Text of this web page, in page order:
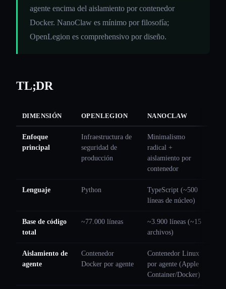
agente encima del aislamiento por contenedor
Docker. NanoClaw es mínimo por filosofía;
OpenLegion es comprehensivo por diseño.
TL;DR
DIMENSIÓN OPENLEGION NANOCLAW
Enfoque
principal
Infraestructura de
seguridad de
producción
Minimalismo
radical +
aislamiento por
contenedor
Lenguaje Python
TypeScript (~500
líneas de núcleo)
Base de código
total
~77.000 líneas
~3.900 líneas (~15
archivos)
Aislamiento de
agente
Contenedor
Docker por agente
Contenedor Linux
por agente (Apple
Container/Docker)